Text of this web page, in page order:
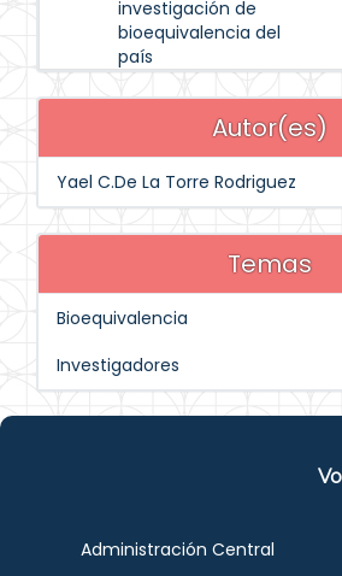
investigación de
bioequivalencia del
país
Autor(es)
Yael C.De La Torre Rodriguez
Temas
Bioequivalencia
Investigadores
Administración Central